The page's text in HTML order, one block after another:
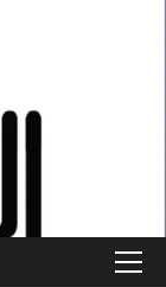
القائمة